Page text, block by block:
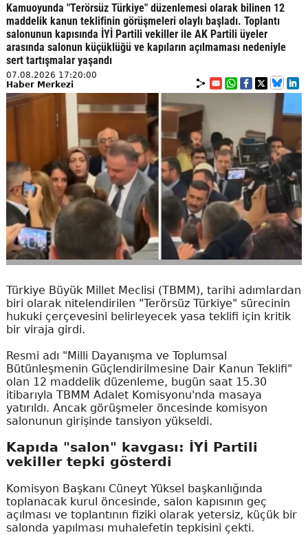
Kamuoyunda "Terörsüz Türkiye" düzenlemesi olarak bilinen 12
maddelik kanun teklifinin görüşmeleri olaylı başladı. Toplantı
salonunun kapısında İYİ Partili vekiller ile AK Partili üyeler
arasında salonun küçüklüğü ve kapıların açılmaması nedeniyle
sert tartışmalar yaşandı
07.08.2026 17:20:00
Haber Merkezi
Türkiye Büyük Millet Meclisi (TBMM), tarihi adımlardan
biri olarak nitelendirilen "Terörsüz Türkiye" sürecinin
hukuki çerçevesini belirleyecek yasa teklifi için kritik
bir viraja girdi.
Resmi adı "Milli Dayanışma ve Toplumsal
Bütünleşmenin Güçlendirilmesine Dair Kanun Teklifi"
olan 12 maddelik düzenleme, bugün saat 15.30
itibarıyla TBMM Adalet Komisyonu'nda masaya
yatırıldı. Ancak görüşmeler öncesinde komisyon
salonunun girişinde tansiyon yükseldi.
Kapıda "salon" kavgası: İYİ Partili
vekiller tepki gösterdi
Komisyon Başkanı Cüneyt Yüksel başkanlığında
toplanacak kurul öncesinde, salon kapısının geç
açılması ve toplantının fiziki olarak yetersiz, küçük bir
salonda yapılması muhalefetin tepkisini çekti.